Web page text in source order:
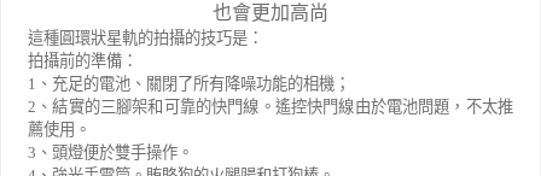
也會更加高尚
這種圓環狀星軌的拍攝的技巧是：
拍攝前的準備：
1 、充足的電池、關閉了所有降噪功能的相機；
2 、結實的三腳架和可靠的快門線。遙控快門線由於電池問題，不太推
薦使用。
3 、頭燈便於雙手操作。